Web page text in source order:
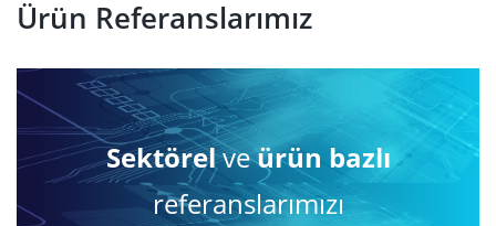
Ürün Referanslarımız
Sektörelveürün bazlı
referanslarımızı